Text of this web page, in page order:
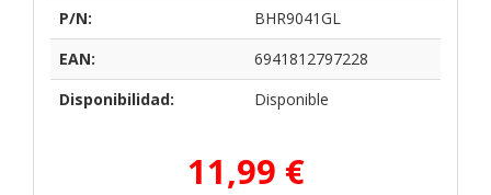
P/N:
BHR9041GL
EAN:
6941812797228
Disponibilidad:
Disponible
11,99 €